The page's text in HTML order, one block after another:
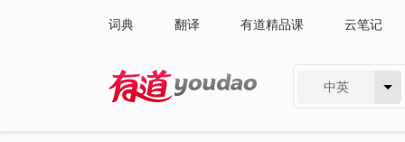
词典 翻译 有道精品课 云笔记
中英